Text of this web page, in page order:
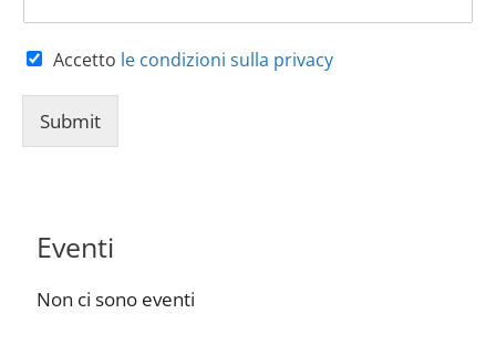
Accetto le condizioni sulla privacy
Submit
Eventi
Non ci sono eventi